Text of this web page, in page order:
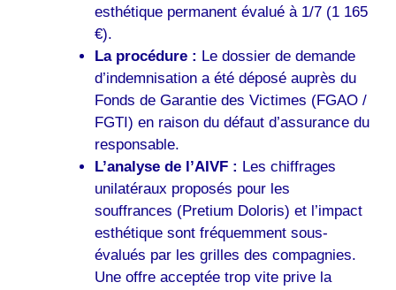
esthétique permanent évalué à 1/7 (1 165
€).
La procédure : Le dossier de demande
d’indemnisation a été déposé auprès du
Fonds de Garantie des Victimes (FGAO /
FGTI) en raison du défaut d’assurance du
responsable.
L’analyse de l’AIVF : Les chiffrages
unilatéraux proposés pour les
souffrances (Pretium Doloris) et l’impact
esthétique sont fréquemment sous-
évalués par les grilles des compagnies.
Une offre acceptée trop vite prive la